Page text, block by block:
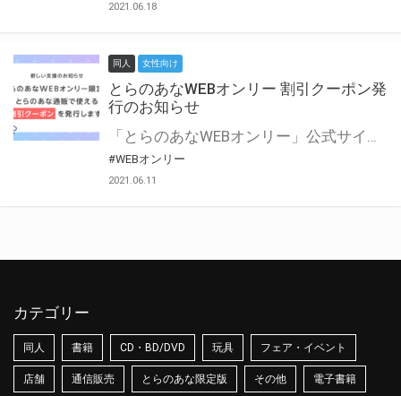
2021.06.18
同人 女性向け
とらのあなWEBオンリー 割引クーポン発
行のお知らせ
「とらのあなWEBオンリー」公式サイトでとらのあな通販の「割引クーポン」を配布中！ イベントごとに開催当日限定で使える割引クーポンのシリアルコードを発行します。 とらのあなWEBオンリーのページをチェックして、イベント当日にお得にお買い物を楽しみましょう♪ ※本キャンペーンは予告なく終了する場合がございます。 とらのあなWEBオンリーサイトはこちら
#WEBオンリー
2021.06.11
カテゴリー
同人 書籍 CD・BD/DVD 玩具 フェア・イベント
店舗 通信販売 とらのあな限定版 その他 電子書籍